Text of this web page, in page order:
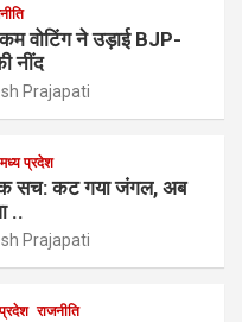
कम वोटिंग ने उड़ाई BJP-
नींद
Prajapati
मध्य प्रदेश
सच: कट गया जंगल, अब
..
Prajapati
राजनीति